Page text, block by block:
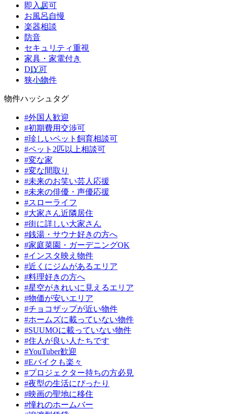
即入居可
お風呂自慢
楽器相談
防音
セキュリティ重視
家具・家電付き
DIY可
狭小物件
物件ハッシュタグ
#外国人歓迎
#初期費用交渉可
#珍しいペット飼育相談可
#ペット2匹以上相談可
#変な家
#変な間取り
#未来のお笑い芸人応援
#未来の俳優・声優応援
#スローライフ
#大家さん近隣居住
#街に詳しい大家さん
#銭湯・サウナ好きの方へ
#家庭菜園・ガーデニングOK
#インスタ映え物件
#近くにジムがあるエリア
#料理好きの方へ
#星空がきれいに見えるエリア
#物価が安いエリア
#チョコザップが近い物件
#ホームズに載っていない物件
#SUUMOに載っていない物件
#住人が良い人たちです
#YouTuber歓迎
#Eバイクも楽々
#プロジェクター持ちの方必見
#夜型の生活にぴったり
#映画の聖地に移住
#憧れのホームバー